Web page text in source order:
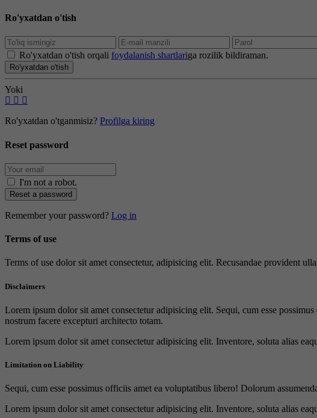
Ro'yxatdan o'tish
Ro'yxatdan o'tish orqali foydalanish shartlariga rozilik bildiraman.
Ro'yxatdan o'tish
Yoki
Ro'yxatdan o'tganmisiz? Profilga kiring
Reset password
I'm not a robot.
Reset a password
Remember your password? Log in
Terms of use
Terms of use dolor sit amet consectetur, adipisicing elit. Recusandae provident
Disclaimers
Lorem ipsum dolor sit amet consectetur adipisicing elit. Sequi, cum esse
nostrum facere excepturi architecto totam.
Lorem ipsum dolor sit amet consectetur adipisicing elit. Inventore, soluta alias
Limitation on Liability
Sequi, cum esse possimus officiis amet ea voluptatibus libero! Dolorum
Lorem ipsum dolor sit amet consectetur adipisicing elit. Inventore, soluta alias